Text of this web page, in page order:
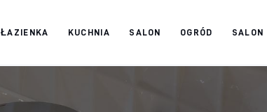
ŁAZIENKA KUCHNIA SALON OGRÓD SALON